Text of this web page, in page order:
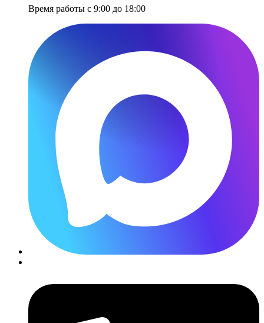
Время работы с 9:00 до 18:00